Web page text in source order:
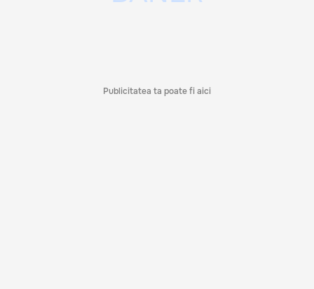
Publicitatea ta poate fi aici